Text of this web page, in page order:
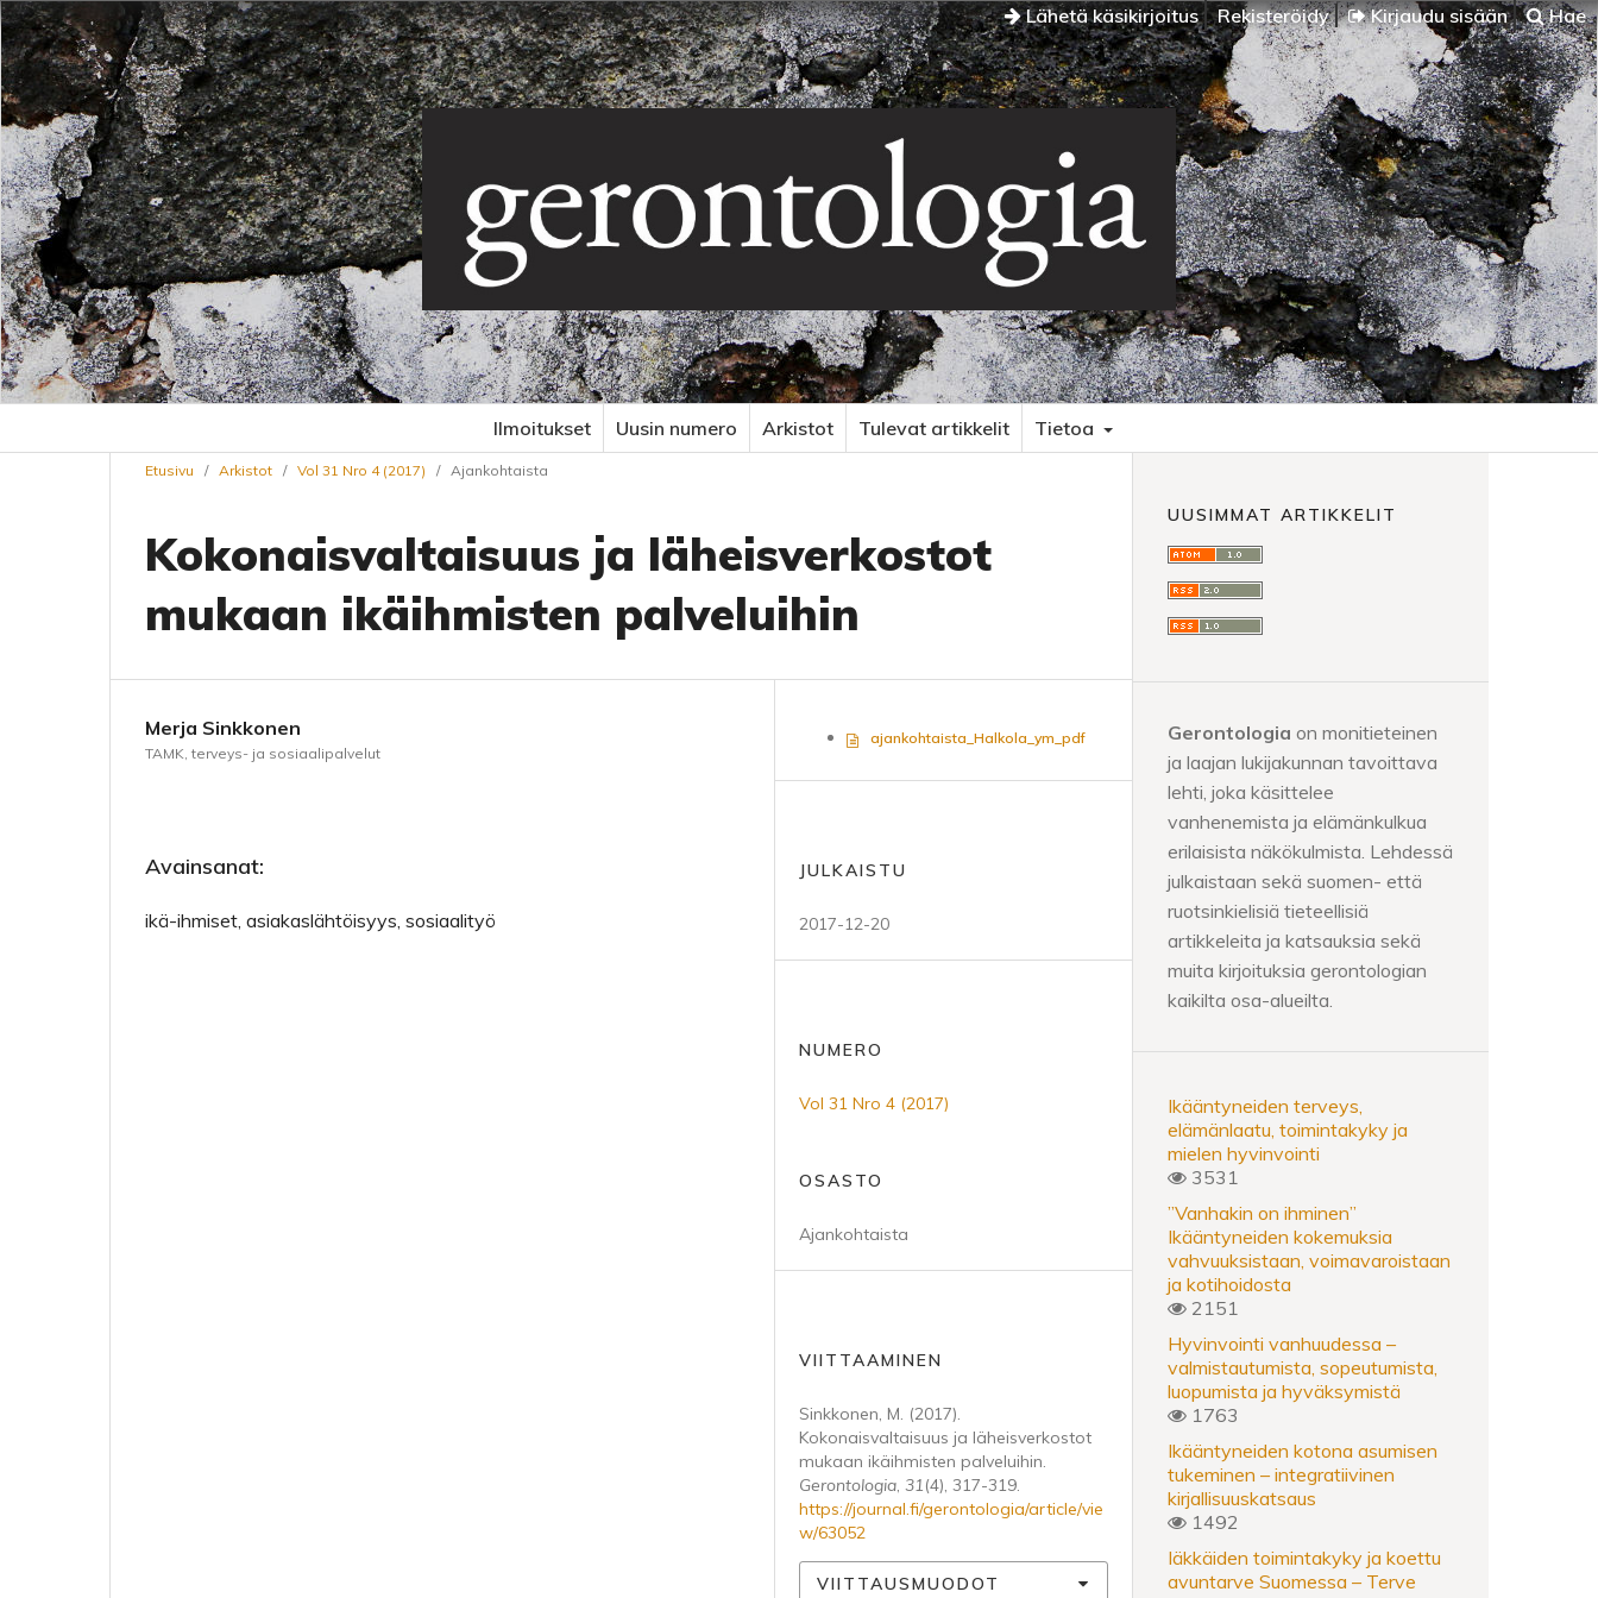
Lähetä käsikirjoitus Rekisteröidy Kirjaudu sisään Hae
Ilmoitukset Uusin numero Arkistot Tulevat artikkelit Tietoa
Etusivu / Arkistot / Vol 31 Nro 4 (2017) / Ajankohtaista
Kokonaisvaltaisuus ja läheisverkostot
mukaan ikäihmisten palveluihin
Merja Sinkkonen
TAMK, terveys- ja sosiaalipalvelut
Avainsanat:
ikä-ihmiset, asiakaslähtöisyys, sosiaalityö
ajankohtaista_Halkola_ym_pdf
JULKAISTU
2017-12-20
NUMERO
Vol 31 Nro 4 (2017)
OSASTO
Ajankohtaista
VIITTAAMINEN
Sinkkonen, M. (2017).
Kokonaisvaltaisuus ja läheisverkostot
mukaan ikäihmisten palveluihin.
Gerontologia, 31(4), 317-319.
https://journal.fi/gerontologia/article/vie
w/63052
VIITTAUSMUODOT
UUSIMMAT ARTIKKELIT
Gerontologia on monitieteinen
ja laajan lukijakunnan tavoittava
lehti, joka käsittelee
vanhenemista ja elämänkulkua
erilaisista näkökulmista. Lehdessä
julkaistaan sekä suomen- että
ruotsinkielisiä tieteellisiä
artikkeleita ja katsauksia sekä
muita kirjoituksia gerontologian
kaikilta osa-alueilta.
Ikääntyneiden terveys,
elämänlaatu, toimintakyky ja
mielen hyvinvointi
3531
”Vanhakin on ihminen”
Ikääntyneiden kokemuksia
vahvuuksistaan, voimavaroistaan
ja kotihoidosta
2151
Hyvinvointi vanhuudessa –
valmistautumista, sopeutumista,
luopumista ja hyväksymistä
1763
Ikääntyneiden kotona asumisen
tukeminen – integratiivinen
kirjallisuuskatsaus
1492
Iäkkäiden toimintakyky ja koettu
avuntarve Suomessa – Terve